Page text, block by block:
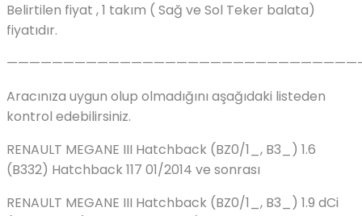
Belirtilen fiyat , 1 takım ( Sağ ve Sol Teker balata)
fiyatıdır.
Aracınıza uygun olup olmadığını aşağıdaki listeden
kontrol edebilirsiniz.
RENAULT MEGANE III Hatchback (BZ0/1_, B3_) 1.6
(B332) Hatchback 117 01/2014 ve sonrası
RENAULT MEGANE III Hatchback (BZ0/1_, B3_) 1.9 dCi